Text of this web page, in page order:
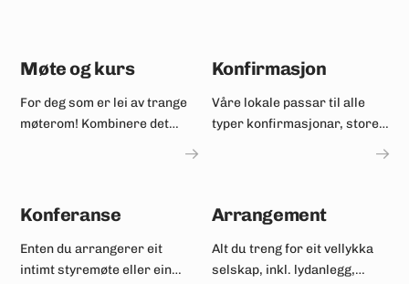
Møte og kurs
For deg som er lei av trange
møterom! Kombinere det
Konfirmasjon
Våre lokale passar til alle
typer konfirmasjonar, store
Konferanse
Enten du arrangerer eit
intimt styremøte eller ein
Arrangement
Alt du treng for eit vellykka
selskap, inkl. lydanlegg,